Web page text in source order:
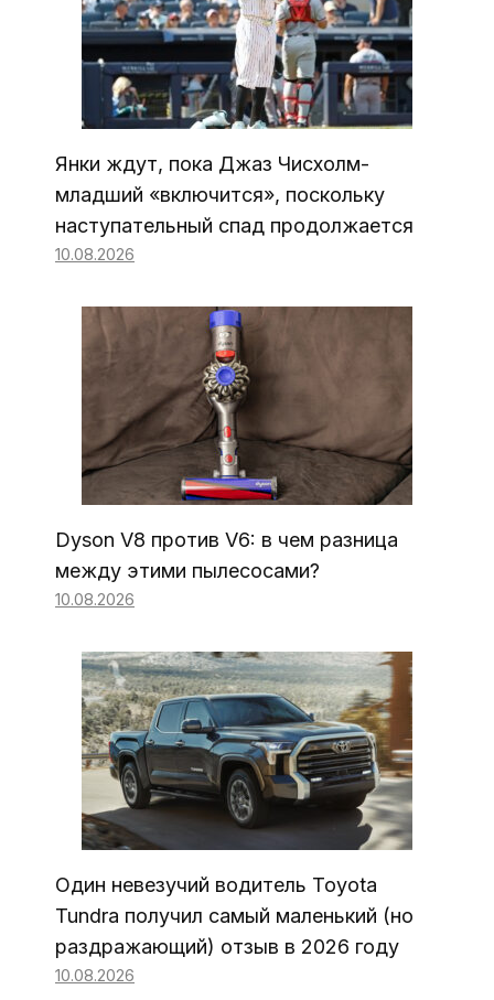
Янки ждут, пока Джаз Чисхолм-
младший «включится», поскольку
наступательный спад продолжается
10.08.2026
Dyson V8 против V6: в чем разница
между этими пылесосами?
10.08.2026
Один невезучий водитель Toyota
Tundra получил самый маленький (но
раздражающий) отзыв в 2026 году
10.08.2026